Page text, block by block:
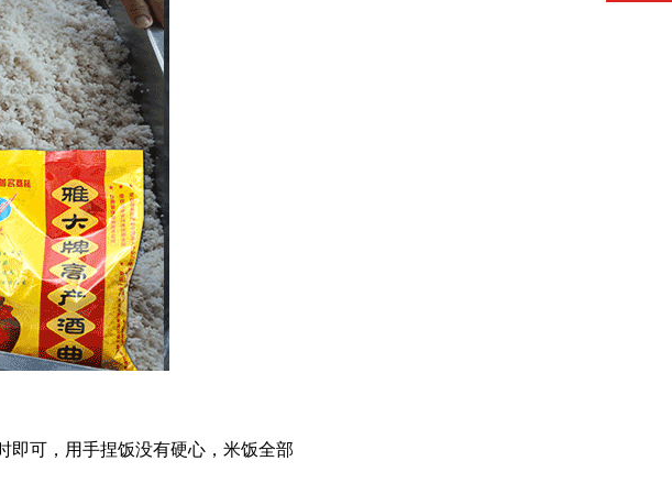
即可，用手捏饭没有硬心，米饭全部